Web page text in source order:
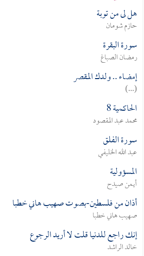
هل لى من توبة
حازم شومان
سورة البقرة
رمضان الصباغ
إمضاء .. ولدك المقصر
(...)
الحاكمية 8
محمد عبد المقصود
سورة الفلق
عبد الله الخليفي
المسؤولية
أيمن صيدح
أذان من فلسطين-بصوت صهيب هاني خطبا
صهيب هاني خطبا
إنك راجع للدنيا قلت لا أريد الرجوع
خالد الراشد